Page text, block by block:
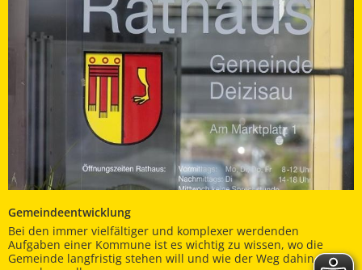
Gemeindeentwicklung
Bei den immer vielfältiger und komplexer werdenden
Aufgaben einer Kommune ist es wichtig zu wissen, wo die
Gemeinde langfristig stehen will und wie der Weg dahin